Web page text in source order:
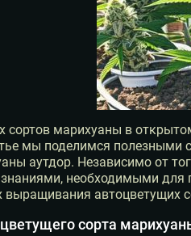
марихуаны в
мы поделимся
аутдор. Независимо от
знаниями, необходимыми
автоцветущих
сорта